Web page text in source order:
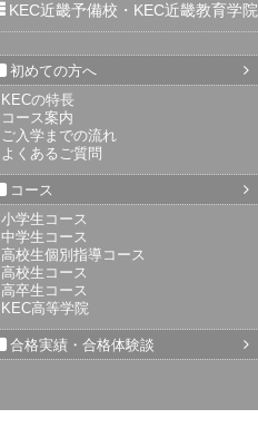
KEC近畿予備校・KEC近畿教育学院
初めての方へ
KECの特長
コース案内
ご入学までの流れ
よくあるご質問
コース
小学生コース
中学生コース
高校生個別指導コース
高校生コース
高卒生コース
KEC高等学院
合格実績・合格体験談